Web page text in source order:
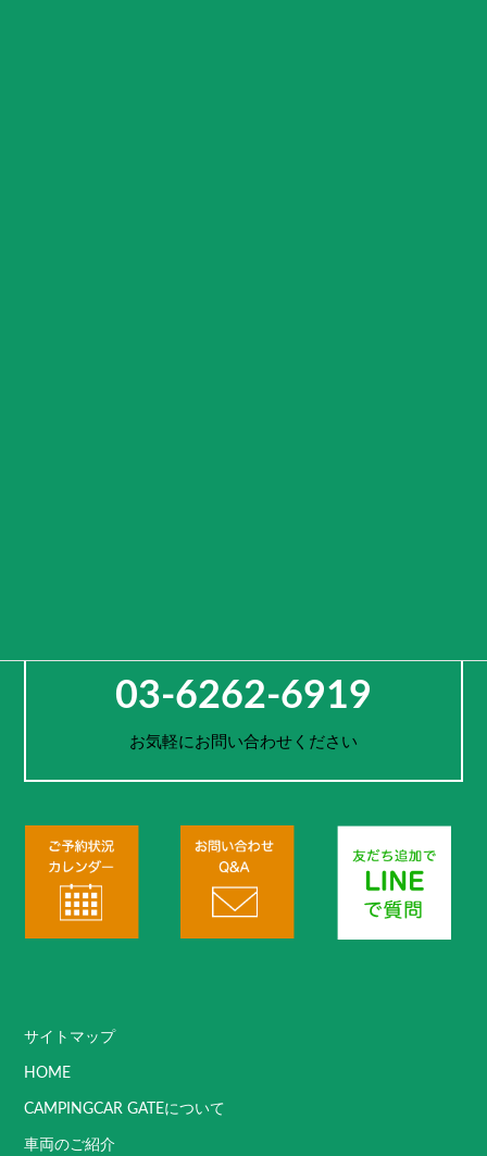
03-6262-6919
お気軽にお問い合わせください
サイトマップ
HOME
CAMPINGCAR GATEについて
車両のご紹介